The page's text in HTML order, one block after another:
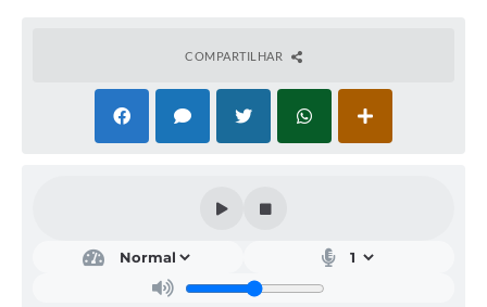
COMPARTILHAR